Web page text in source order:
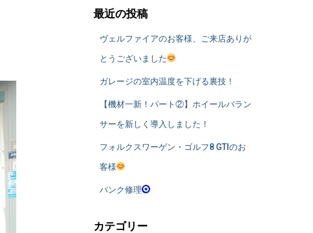
最近の投稿
ヴェルファイアのお客様、ご来店ありが
とうございました
ガレージの室内温度を下げる裏技！
​【機材一新！パート②】ホイールバラン
サーを新しく導入しました！
フォルクスワーゲン・ゴルフ8 GTIのお
客様
パンク修理
カテゴリー